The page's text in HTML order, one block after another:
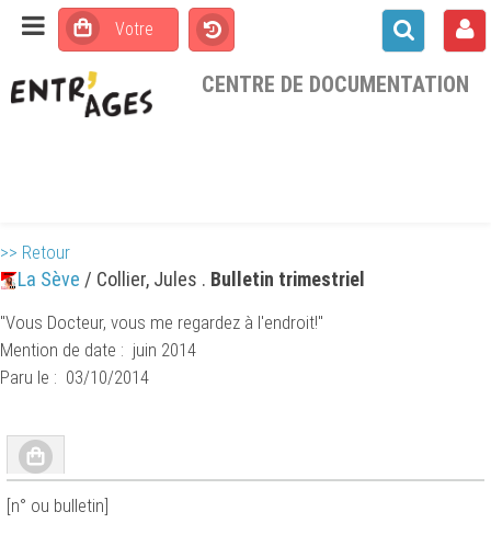
CENTRE DE DOCUMENTATION
>> Retour
La Sève / Collier, Jules . Bulletin trimestriel
"Vous Docteur, vous me regardez à l'endroit!"
Mention de date : juin 2014
Paru le : 03/10/2014
[n° ou bulletin]